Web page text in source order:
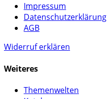
Impressum
Datenschutzerklärung
AGB
Widerruf erklären
Weiteres
Themenwelten